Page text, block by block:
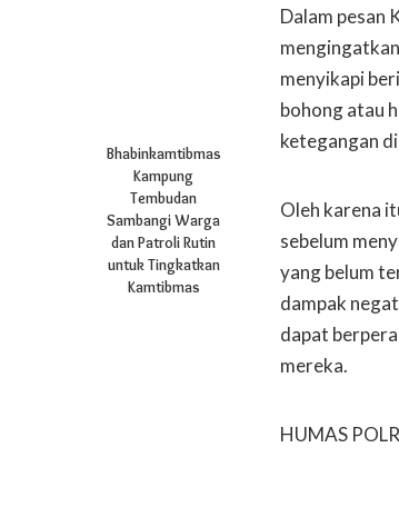
Bhabinkamtibmas
Kampung
Tembudan
Sambangi Warga
dan Patroli Rutin
untuk Tingkatkan
Kamtibmas
Dalam pesan
menyikapi
bohong atau
ketegangan
Oleh karena
sebelum
yang belum
dampak
dapat
mereka.
HUMAS